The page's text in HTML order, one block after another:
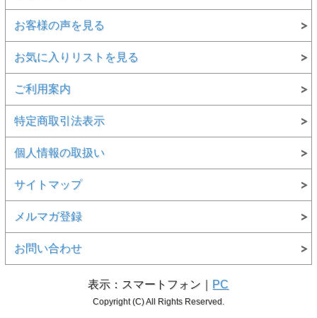
お客様の声を見る
お気に入りリストを見る
ご利用案内
特定商取引法表示
個人情報の取扱い
サイトマップ
メルマガ登録
お問い合わせ
表示：スマートフォン｜ PC
Copyright (C) All Rights Reserved.